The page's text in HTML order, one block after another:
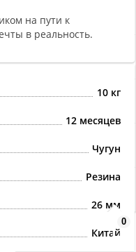
0
на пути к
в реальность.
10 кг
12 месяцев
Чугун
Резина
26 мм
Китай